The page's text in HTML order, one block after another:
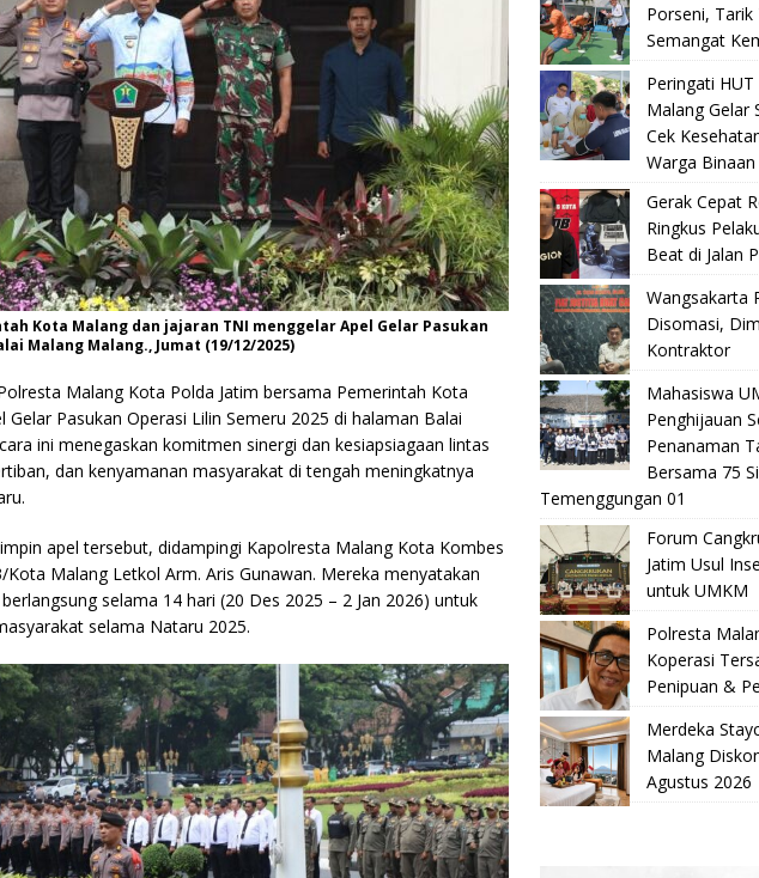
Kota Malang dan jajaran TNI menggelar Apel Gelar Pasukan
Malang Malang., Jumat (19/12/2025)
Malang Kota Polda Jatim bersama Pemerintah Kota
Pasukan Operasi Lilin Semeru 2025 di halaman Balai
ini menegaskan komitmen sinergi dan kesiapsiagaan lintas
dan kenyamanan masyarakat di tengah meningkatnya
apel tersebut, didampingi Kapolresta Malang Kota Kombes
Malang Letkol Arm. Aris Gunawan. Mereka menyatakan
selama 14 hari (20 Des 2025 – 2 Jan 2026) untuk
selama Nataru 2025.
Porseni,
Semangat
Peringati
Malang Gelar
Cek
Warga Binaan
Gerak Cepat
Ringkus
Beat di Jalan
Wangsakarta
Disomasi,
Kontraktor
Mahasiswa
Penghijauan
Penanaman
Bersama 75
Temenggungan 01
Forum
Jatim Usul
untuk UMKM
Polresta
Koperasi
Penipuan &
Merdeka
Malang
Agustus 2026